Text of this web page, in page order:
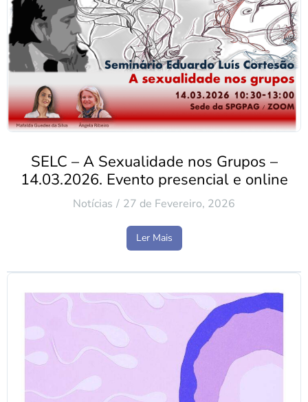
SELC – A Sexualidade nos Grupos –
14.03.2026. Evento presencial e online
Notícias 27 de Fevereiro, 2026
Ler Mais